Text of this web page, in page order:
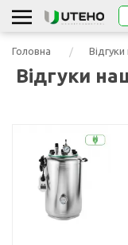
Головна Відгуки
Відгуки